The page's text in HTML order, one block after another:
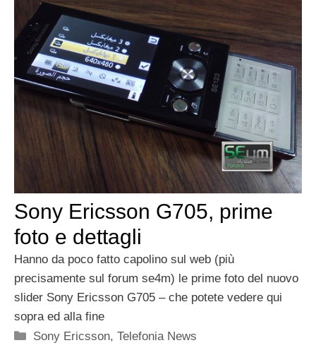
Sony Ericsson G705, prime
foto e dettagli
Hanno da poco fatto capolino sul web (più
precisamente sul forum se4m) le prime foto del nuovo
slider Sony Ericsson G705 – che potete vedere qui
sopra ed alla fine
Categorie
Sony Ericsson,Telefonia News